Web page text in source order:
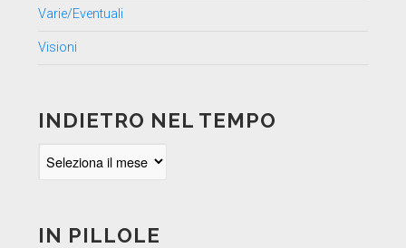
Varie/Eventuali
Visioni
INDIETRO NEL TEMPO
IN PILLOLE